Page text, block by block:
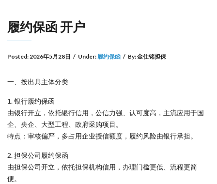
履约保函 开户
Posted:2026年5月28日 / Under: 履约保函 / By:金仕铭担保
一、按出具主体分类
1. 银行履约保函
由银行开立，依托银行信用，公信力强、认可度高，主流应用于国
企、央企、大型工程、政府采购项目。
特点：审核偏严，多占用企业授信额度，履约风险由银行承担。
2. 担保公司履约保函
由担保公司开立，依托担保机构信用，办理门槛更低、流程更简
便。